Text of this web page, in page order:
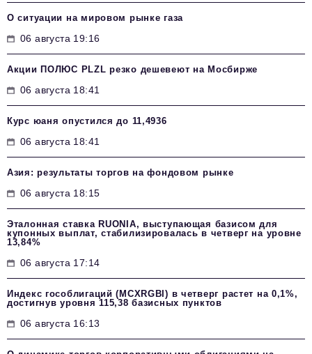
О ситуации на мировом рынке газа
06 августа 19:16
Акции ПОЛЮС PLZL резко дешевеют на Мосбирже
06 августа 18:41
Курс юаня опустился до 11,4936
06 августа 18:41
Азия: результаты торгов на фондовом рынке
06 августа 18:15
Эталонная ставка RUONIA, выступающая базисом для
купонных выплат, стабилизировалась в четверг на уровне
13,84%
06 августа 17:14
Индекс гособлигаций (MCXRGBI) в четверг растет на 0,1%,
достигнув уровня 115,38 базисных пунктов
06 августа 16:13